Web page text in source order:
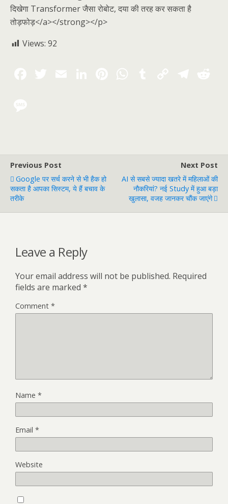
दिखेगा Transformer जैसा रोबोट, दया की तरह कर सकता है
तोड़फोड़</a></strong></p>
Views: 92
Previous Post
Google पर सर्च करने से भी हैक हो
सकता है आपका सिस्टम, ये हैं बचाव के
तरीके
Next Post
AI से सबसे ज्यादा खतरे में महिलाओं की
नौकरियां? नई Study में हुआ बड़ा
खुलासा, वजह जानकर चौंक जाएंगे
Leave a Reply
Your email address will not be published. Required
fields are marked *
Comment *
Name *
Email *
Website